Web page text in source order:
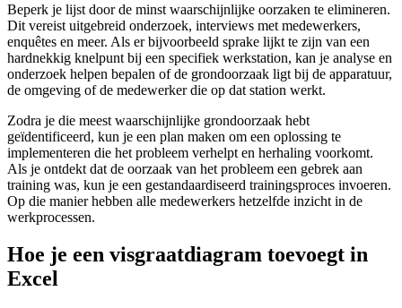
Beperk je lijst door de minst waarschijnlijke oorzaken te elimineren.
Dit vereist uitgebreid onderzoek, interviews met medewerkers,
enquêtes en meer. Als er bijvoorbeeld sprake lijkt te zijn van een
hardnekkig knelpunt bij een specifiek werkstation, kan je analyse en
onderzoek helpen bepalen of de grondoorzaak ligt bij de apparatuur,
de omgeving of de medewerker die op dat station werkt.
Zodra je die meest waarschijnlijke grondoorzaak hebt
geïdentificeerd, kun je een plan maken om een oplossing te
implementeren die het probleem verhelpt en herhaling voorkomt.
Als je ontdekt dat de oorzaak van het probleem een gebrek aan
training was, kun je een gestandaardiseerd trainingsproces invoeren.
Op die manier hebben alle medewerkers hetzelfde inzicht in de
werkprocessen.
Hoe je een visgraatdiagram toevoegt in
Excel